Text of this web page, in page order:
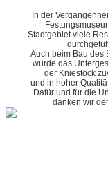
In der
Stadtgebiet viele
Auch beim Bau des
wurde das
der Kniestock
und in hoher
Dafür und für die
danken wir